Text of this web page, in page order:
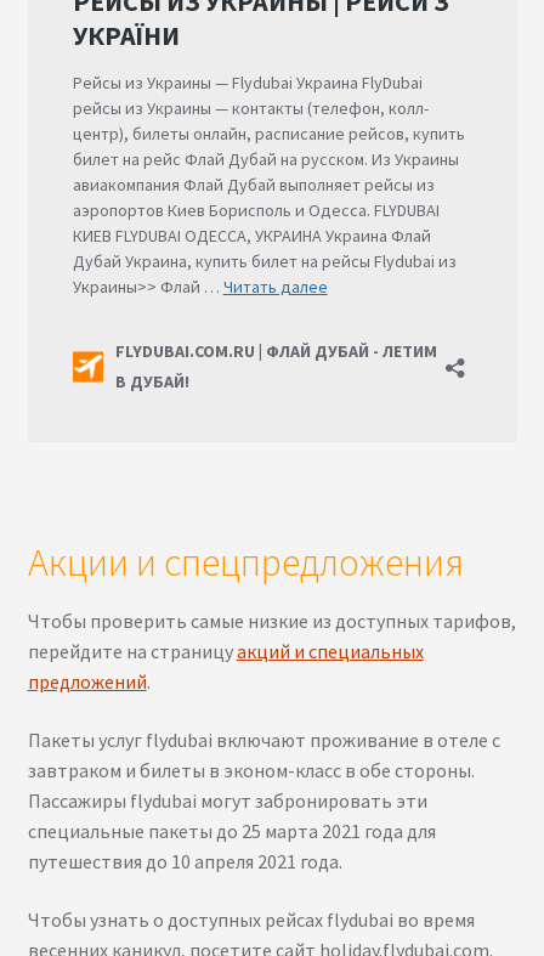
Акции и спецпредложения
Чтобы проверить самые низкие из доступных тарифов,
перейдите на страницуакций и специальных
предложений.
Пакеты услуг flydubai включают проживание в отеле с
завтраком и билеты в эконом-класс в обе стороны.
Пассажиры flydubai могут забронировать эти
специальные пакеты до 25 марта 2021 года для
путешествия до 10 апреля 2021 года.
Чтобы узнать о доступных рейсах flydubai во время
весенних каникул, посетите сайт holiday.flydubai.com.